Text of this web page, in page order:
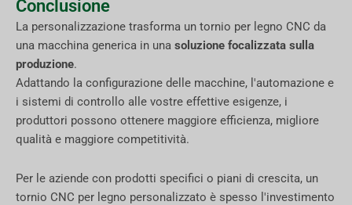
Conclusione
La personalizzazione trasforma un tornio per legno CNC da
una macchina generica in una soluzione focalizzata sulla
produzione.
Adattando la configurazione delle macchine, l'automazione e
i sistemi di controllo alle vostre effettive esigenze, i
produttori possono ottenere maggiore efficienza, migliore
qualità e maggiore competitività.
Per le aziende con prodotti specifici o piani di crescita, un
tornio CNC per legno personalizzato è spesso l'investimento